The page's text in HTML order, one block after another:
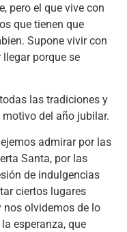
pero el que vive con
que tienen que
Supone vivir con
porque se
las tradiciones y
del año jubilar.
admirar por las
Santa, por las
de indulgencias
ciertos lugares
olvidemos de lo
esperanza, que